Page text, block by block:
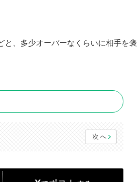
と、多少オーバーなくらいに相手を褒
次へ